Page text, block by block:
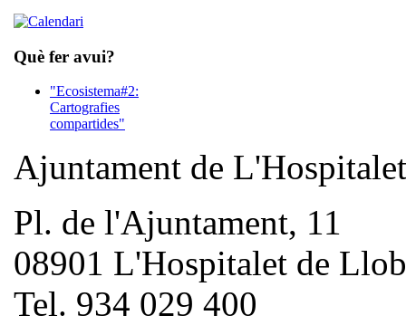
Què fer avui?
"Ecosistema#2:
Cartografies
compartides"
Ajuntament de L'Hospitalet
Pl. de l'Ajuntament, 11
08901 L'Hospitalet de
Tel. 934 029 400